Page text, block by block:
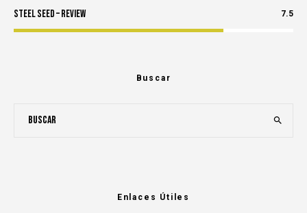
Steel Seed – Review 7.5
Buscar
Enlaces Útiles